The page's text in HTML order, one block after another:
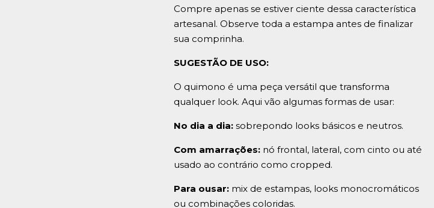
Compre apenas se estiver ciente dessa característica
artesanal. Observe toda a estampa antes de finalizar
sua comprinha.
SUGESTÃO DE USO:
O quimono é uma peça versátil que transforma
qualquer look. Aqui vão algumas formas de usar:
No dia a dia: sobrepondo looks básicos e neutros.
Com amarrações: nó frontal, lateral, com cinto ou até
usado ao contrário como cropped.
Para ousar: mix de estampas, looks monocromáticos
ou combinações coloridas.